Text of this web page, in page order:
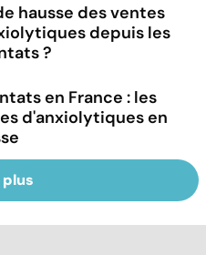
hausse des ventes
depuis les
?
en France : les
d'anxiolytiques en